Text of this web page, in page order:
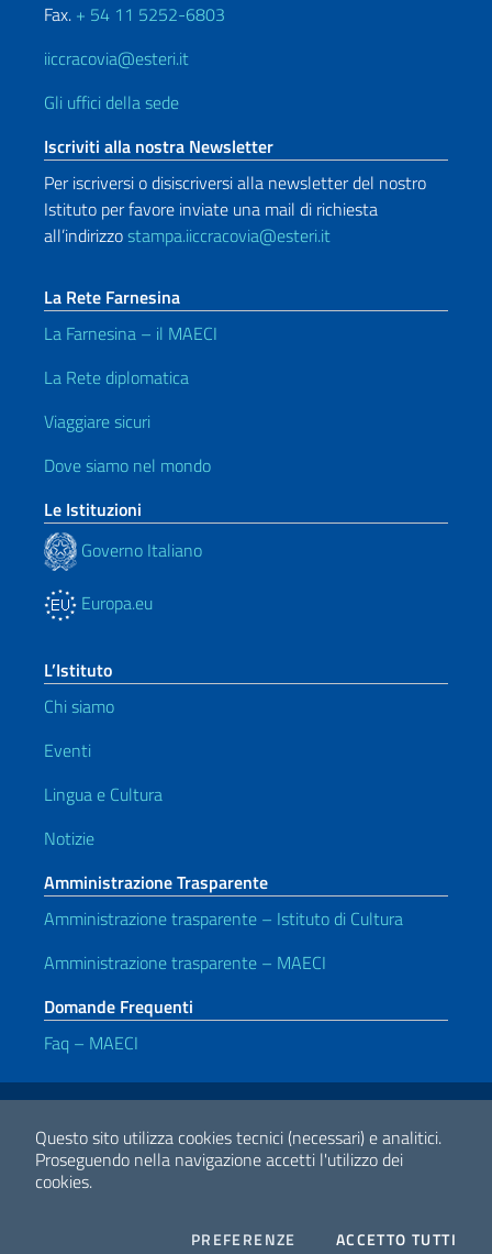
Questo sito utilizza cookies tecnici (necessari) e analitici.
Proseguendo nella navigazione accetti l'utilizzo dei
cookies.
PREFERENZE COOKIESACCETTO TUTTI
Fax. + 54 11 5252-6803
iiccracovia@esteri.it
Gli uffici della sede
Iscriviti alla nostra Newsletter
Per iscriversi o disiscriversi alla newsletter del nostro
Istituto per favore inviate una mail di richiesta
all’indirizzostampa.iiccracovia@esteri.it
La Rete Farnesina
La Farnesina – il MAECI
La Rete diplomatica
Viaggiare sicuri
Dove siamo nel mondo
Le Istituzioni
Governo Italiano
Europa.eu
L’Istituto
Chi siamo
Eventi
Lingua e Cultura
Notizie
Amministrazione Trasparente
Amministrazione trasparente – Istituto di Cultura
Amministrazione trasparente – MAECI
Domande Frequenti
Faq – MAECI
Link Utili